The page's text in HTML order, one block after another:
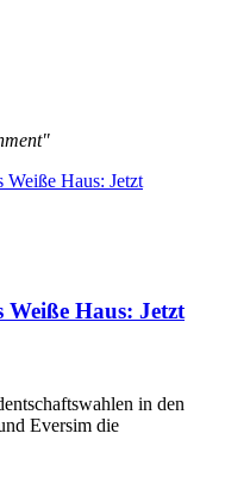
Weiße Haus: Jetzt
in den
Eversim die